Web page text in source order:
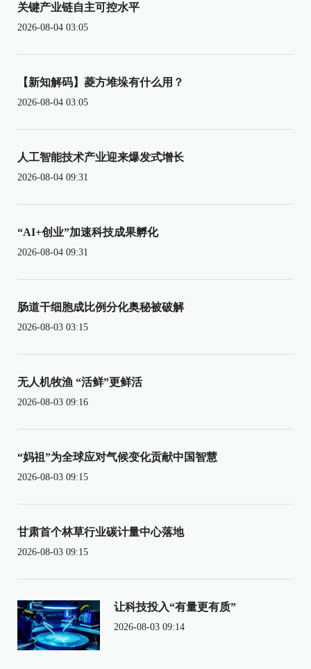
关键产业链自主可控水平
2026-08-04 03:05
【新知解码】菱方堆垛有什么用？
2026-08-04 03:05
人工智能技术产业迎来爆发式增长
2026-08-04 09:31
“AI+创业”加速科技成果孵化
2026-08-04 09:31
肠道干细胞成比例分化奥秘被破解
2026-08-03 03:15
无人机牧渔 “活鲜”更鲜活
2026-08-03 09:16
“妈祖”为全球应对气候变化贡献中国智慧
2026-08-03 09:15
甘肃首个林草行业碳计量中心落地
2026-08-03 09:15
让科技投入“有量更有质”
2026-08-03 09:14